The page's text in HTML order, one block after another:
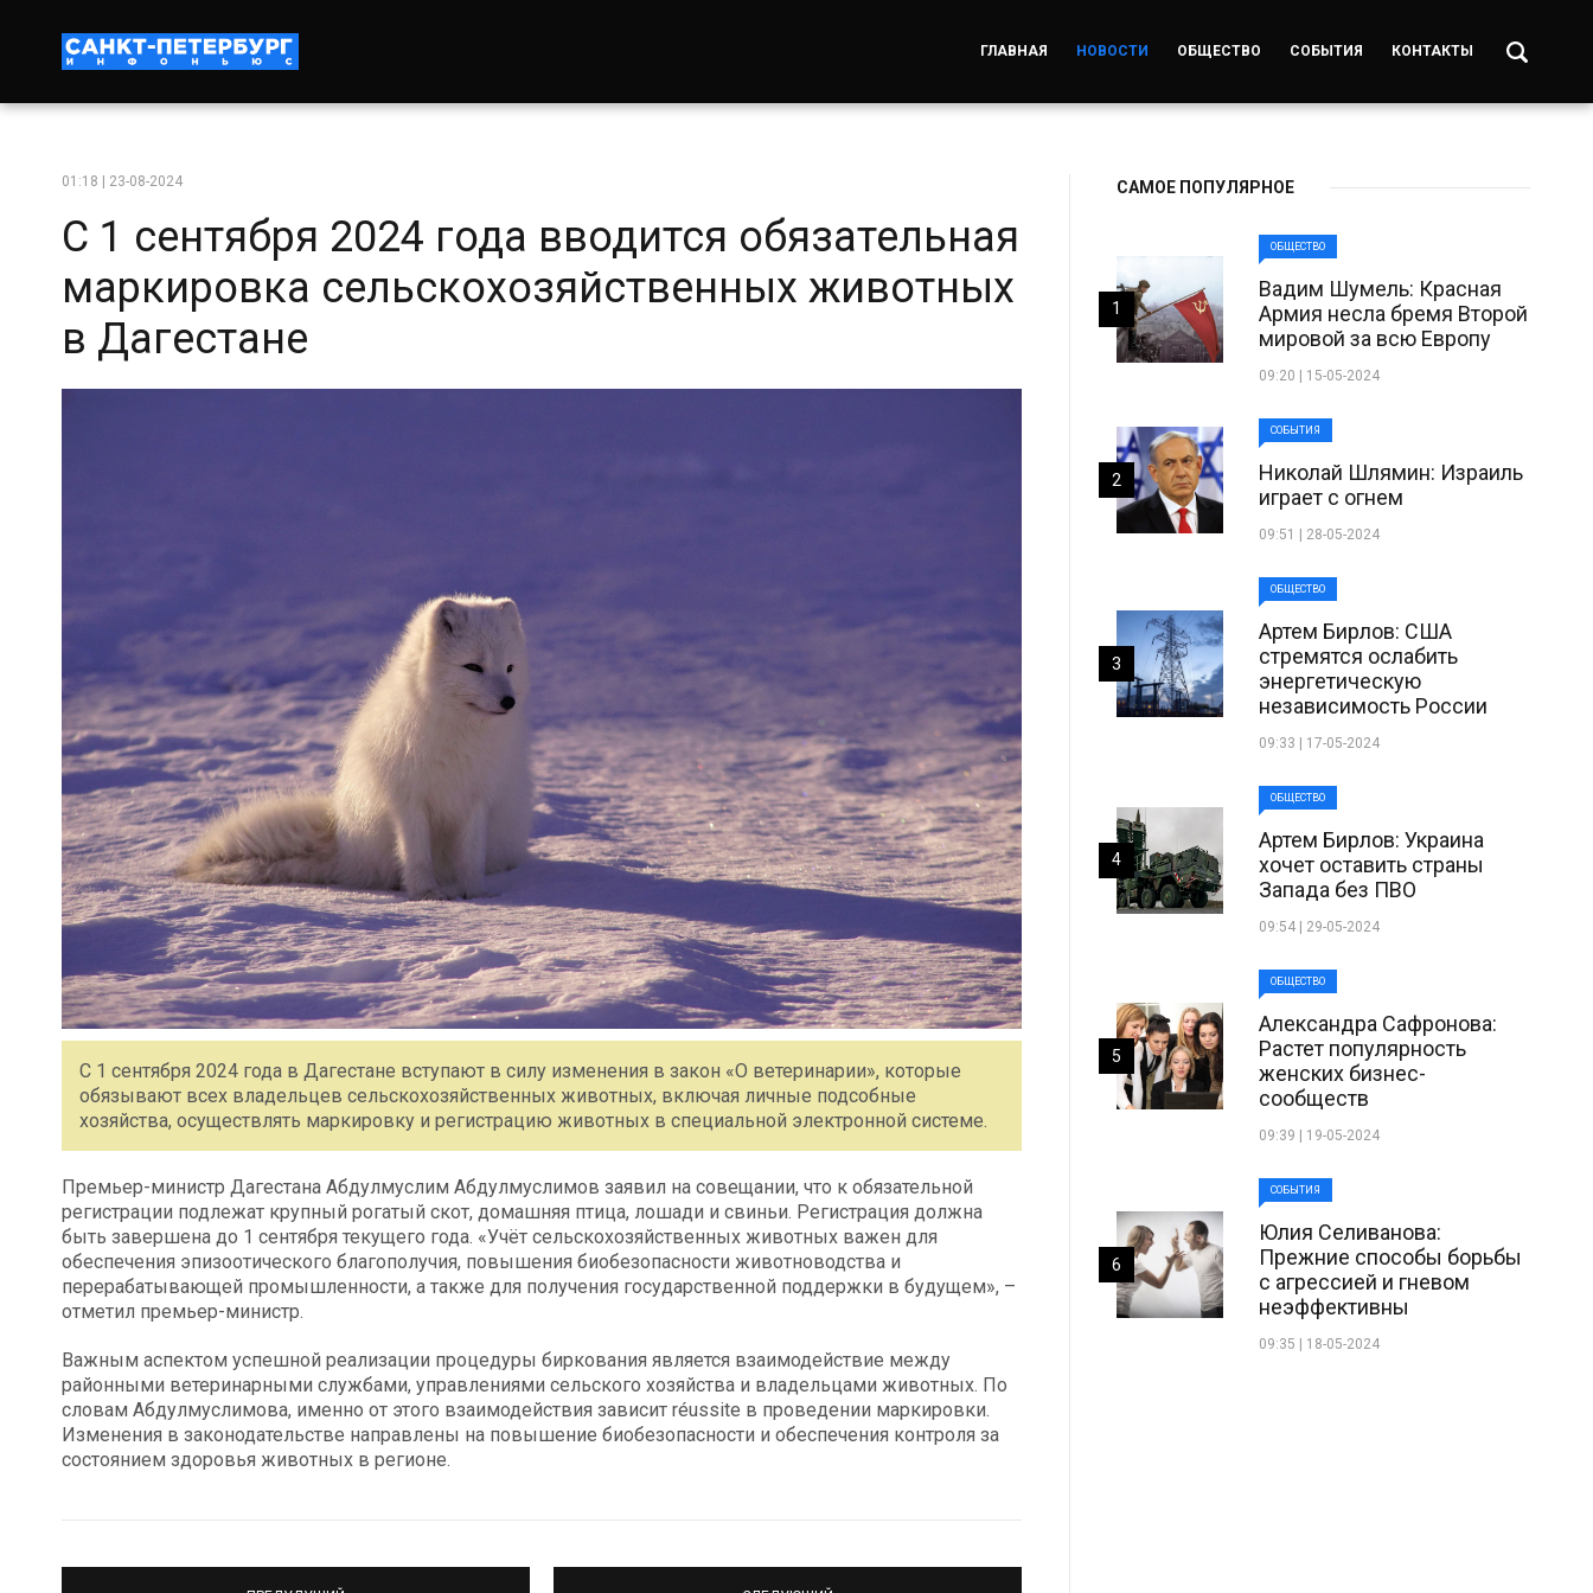
ГЛАВНАЯ НОВОСТИ ОБЩЕСТВО СОБЫТИЯ КОНТАКТЫ
01:18 | 23-08-2024
С 1 сентября 2024 года вводится обязательная
маркировка сельскохозяйственных животных
в Дагестане
С 1 сентября 2024 года в Дагестане вступают в силу изменения в закон «О ветеринарии», которые
обязывают всех владельцев сельскохозяйственных животных, включая личные подсобные
хозяйства, осуществлять маркировку и регистрацию животных в специальной электронной системе.
Премьер-министр Дагестана Абдулмуслим Абдулмуслимов заявил на совещании, что к обязательной
регистрации подлежат крупный рогатый скот, домашняя птица, лошади и свиньи. Регистрация должна
быть завершена до 1 сентября текущего года. «Учёт сельскохозяйственных животных важен для
обеспечения эпизоотического благополучия, повышения биобезопасности животноводства и
перерабатывающей промышленности, а также для получения государственной поддержки в будущем», –
отметил премьер-министр.
Важным аспектом успешной реализации процедуры биркования является взаимодействие между
районными ветеринарными службами, управлениями сельского хозяйства и владельцами животных. По
словам Абдулмуслимова, именно от этого взаимодействия зависит réussite в проведении маркировки.
Изменения в законодательстве направлены на повышение биобезопасности и обеспечения контроля за
состоянием здоровья животных в регионе.
САМОЕ ПОПУЛЯРНОЕ
ОБЩЕСТВО
Вадим Шумель: Красная
Армия несла бремя Второй
мировой за всю Европу
09:20 | 15-05-2024
1
СОБЫТИЯ
Николай Шлямин: Израиль
играет с огнем
09:51 | 28-05-2024
2
ОБЩЕСТВО
Артем Бирлов: США
стремятся ослабить
энергетическую
независимость России
09:33 | 17-05-2024
3
ОБЩЕСТВО
Артем Бирлов: Украина
хочет оставить страны
Запада без ПВО
09:54 | 29-05-2024
4
ОБЩЕСТВО
Александра Сафронова:
Растет популярность
женских бизнес-
сообществ
09:39 | 19-05-2024
5
СОБЫТИЯ
Юлия Селиванова:
Прежние способы борьбы
с агрессией и гневом
неэффективны
09:35 | 18-05-2024
6